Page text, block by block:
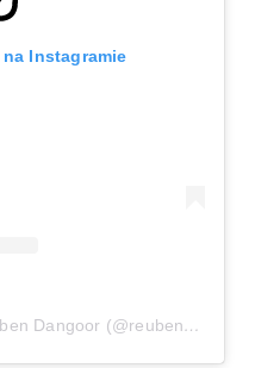
Instagramie
Post udostępniony przez Reuben Dangoor (@reubendangoor)